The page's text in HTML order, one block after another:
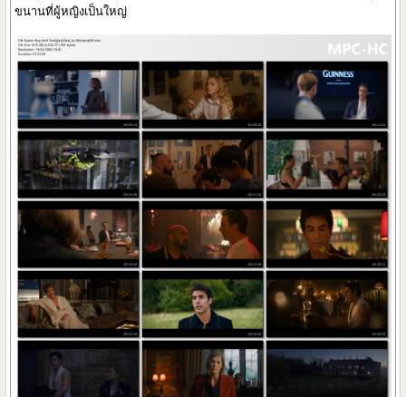
ขนานที่ผู้หญิงเป็นใหญ่